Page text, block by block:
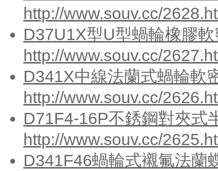
http://www.souv.cc/
D37U1X型U型蝸輪橡膠
http://www.souv.cc/
D341X中線法蘭式蝸輪軟
http://www.souv.cc/
D71F4-16P不銹鋼對夾式
http://www.souv.cc/
D341F46蝸輪式襯氟法蘭